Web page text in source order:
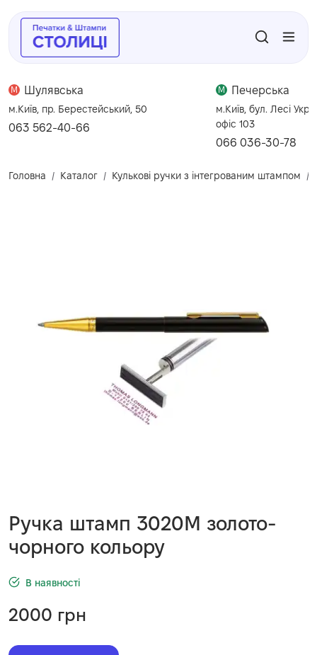
M Шулявська
м.Київ, пр. Берестейський, 50
063 562-40-66
M Печерська
м.Київ, бул. Лесі
офіс 103
066 036-30-78
Головна Каталог Кулькові ручки з інтегрованим штампом
Ручка штамп 3020М золото-
чорного кольору
В наявності
2000 грн